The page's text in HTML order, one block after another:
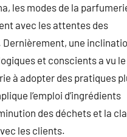
les modes de la
avec les attentes des
une
et conscients a vu le
à adopter des pratiques
l’emploi d’ingrédients
des déchets et la
les clients.